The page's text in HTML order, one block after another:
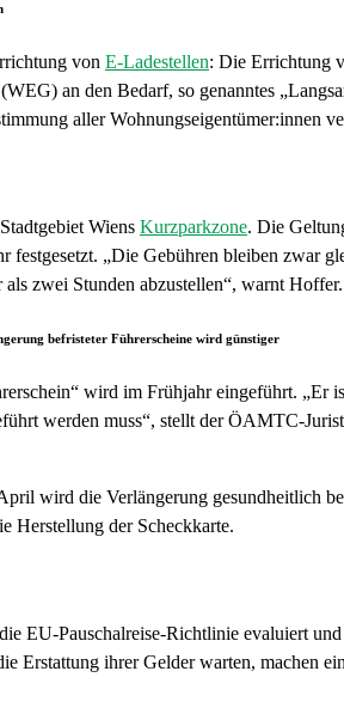
von E-Ladestellen: Die Errichtung
an den Bedarf, so genanntes
aller Wohnungseigentümer:innen
Wiens Kurzparkzone. Die
festgesetzt. „Die Gebühren bleiben zwar
zwei Stunden abzustellen“, warnt Hoffer.
befristeter Führerscheine wird günstiger
wird im Frühjahr eingeführt. „Er
werden muss“, stellt der ÖAMTC-
wird die Verlängerung gesundheitlich
Herstellung der Scheckkarte.
EU-Pauschalreise-Richtlinie evaluiert
Erstattung ihrer Gelder warten, machen